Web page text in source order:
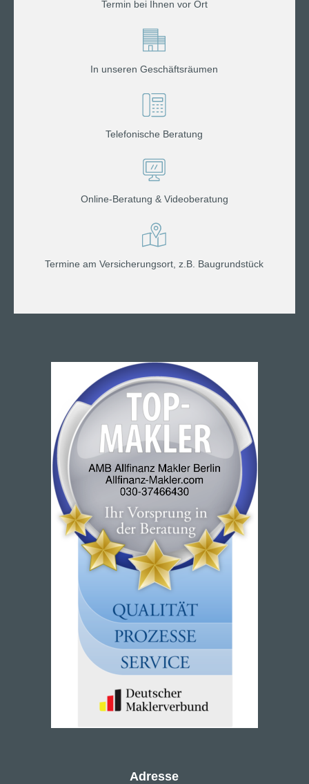
Termin bei Ihnen vor Ort
In unseren Geschäftsräumen
Telefonische Beratung
Online-Beratung & Videoberatung
Termine am Versicherungsort, z.B. Baugrundstück
Adresse